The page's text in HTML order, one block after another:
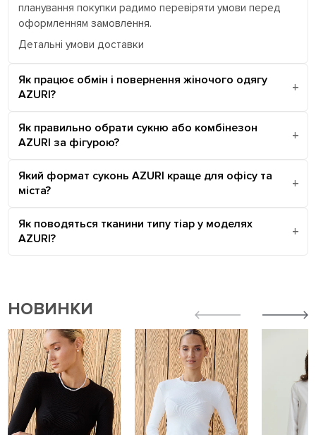
планування покупки радимо перевіряти умови перед
оформленням замовлення.
Детальні умови доставки
Як працює обмін і повернення жіночого одягу
AZURI?
Як правильно обрати сукню або комбінезон
AZURI за фігурою?
Який формат суконь AZURI краще для офісу та
міста?
Як поводяться тканини типу тіар у моделях
AZURI?
НОВИНКИ